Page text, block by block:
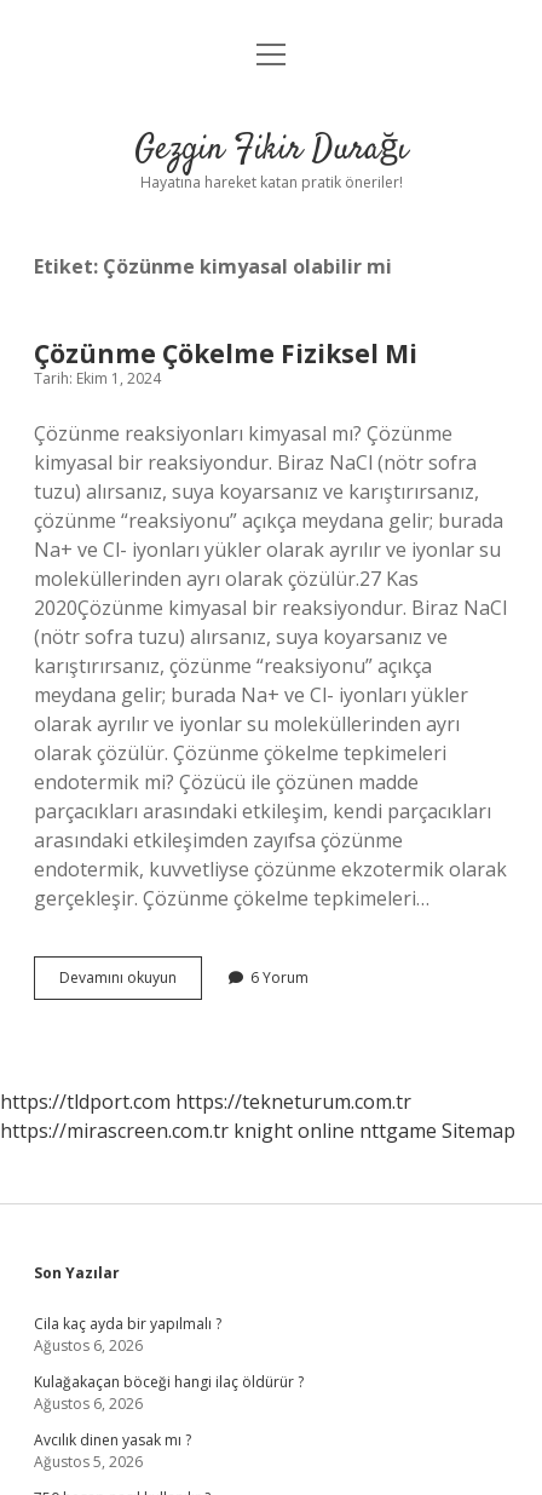
Anasayfa
Yasal Uyarı
menüyü
Gezgin Fikir Durağı
Hayatına hareket katan pratik öneriler!
Etiket: Çözünme kimyasal olabilir mi
Çözünme Çökelme Fiziksel Mi
Tarih: Ekim 1, 2024
Çözünme reaksiyonları kimyasal mı? Çözünme
kimyasal bir reaksiyondur. Biraz NaCl (nötr sofra
tuzu) alırsanız, suya koyarsanız ve karıştırırsanız,
çözünme “reaksiyonu” açıkça meydana gelir; burada
Na+ ve Cl- iyonları yükler olarak ayrılır ve iyonlar su
moleküllerinden ayrı olarak çözülür.27 Kas
2020Çözünme kimyasal bir reaksiyondur. Biraz NaCl
(nötr sofra tuzu) alırsanız, suya koyarsanız ve
karıştırırsanız, çözünme “reaksiyonu” açıkça
meydana gelir; burada Na+ ve Cl- iyonları yükler
olarak ayrılır ve iyonlar su moleküllerinden ayrı
olarak çözülür. Çözünme çökelme tepkimeleri
endotermik mi? Çözücü ile çözünen madde
parçacıkları arasındaki etkileşim, kendi parçacıkları
arasındaki etkileşimden zayıfsa çözünme
endotermik, kuvvetliyse çözünme ekzotermik olarak
gerçekleşir. Çözünme çökelme tepkimeleri…
Devamını okuyun Çözünme
Çökelme
6 Yorum
https://tldport.com https://tekneturum.com.tr
https://mirascreen.com.tr knight online nttgame Sitemap
Sidebar
Son Yazılar
Cila kaç ayda bir yapılmalı ?
Ağustos 6, 2026
Kulağakaçan böceği hangi ilaç öldürür ?
Ağustos 6, 2026
Avcılık dinen yasak mı ?
Ağustos 5, 2026